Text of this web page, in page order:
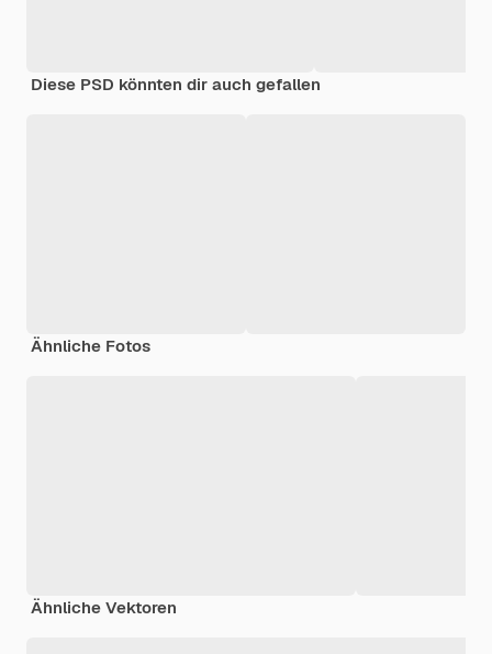
Diese PSD könnten dir auch gefallen
Ähnliche Fotos
Ähnliche Vektoren